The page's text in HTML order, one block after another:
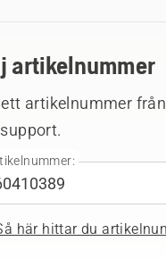
artikelnummer
artikelnummer
här hittar du